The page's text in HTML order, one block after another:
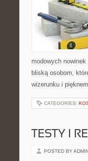
modowych
bliską osobom,
wizerunku i
CATEGORIES:
TESTY I
POSTED BY